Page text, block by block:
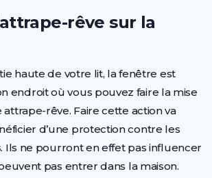
rêve sur la
haute de votre lit, la fenêtre est
endroit où vous pouvez faire la mise
rêve. Faire cette action va
d’une protection contre les
Ils ne pourront en effet pas influencer
pas entrer dans la maison.